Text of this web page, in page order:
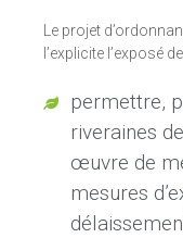
Le projet
l’explicite l’exposé
permettre,
riveraines
œuvre de
mesures